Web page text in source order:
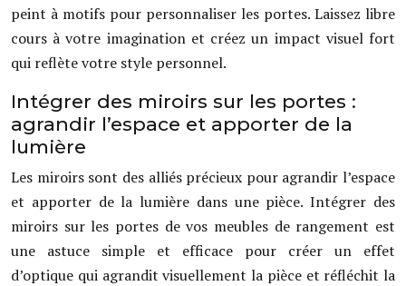
peint à motifs pour personnaliser les portes. Laissez libre
cours à votre imagination et créez un impact visuel fort
qui reflète votre style personnel.
Intégrer des miroirs sur les portes :
agrandir l’espace et apporter de la
lumière
Les miroirs sont des alliés précieux pour agrandir l’espace
et apporter de la lumière dans une pièce. Intégrer des
miroirs sur les portes de vos meubles de rangement est
une astuce simple et efficace pour créer un effet
d’optique qui agrandit visuellement la pièce et réfléchit la